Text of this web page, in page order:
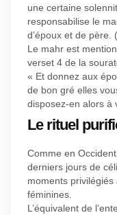
une certaine
responsabilise le
d’époux et de père.
Le mahr est
verset 4 de la
« Et donnez aux
de bon gré elles
disposez-en alors à
Le rituel
Comme en
derniers jours de
moments
féminines.
L’équivalent de